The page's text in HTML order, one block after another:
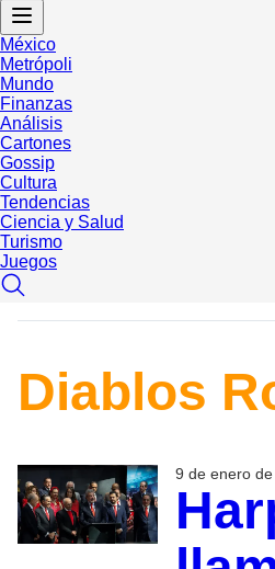
México
Metrópoli
Mundo
Finanzas
Análisis
Cartones
Gossip
Cultura
Tendencias
Ciencia y Salud
Turismo
Juegos
Diablos
9 de enero